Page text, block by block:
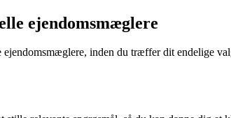
ejendomsmæglere
inden du træffer dit endelige